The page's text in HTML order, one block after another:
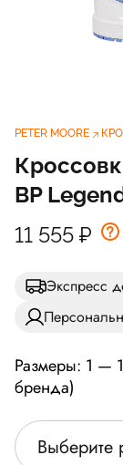
PETER MOORE
BP
11 555 ₽
Экспресс
Размеры: 1 —
бренда)
Выберите